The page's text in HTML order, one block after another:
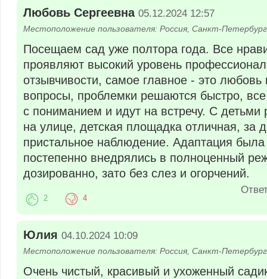
Любовь Сергеевна 05.12.2024 12:57
Местоположение пользователя: Россия, Санкт-Петербург
Посещаем сад уже полтора года. Все
проявляют высокий уровень
отзывчивости, самое главное - это
вопросы, проблемки решаются быстро, все
с пониманием и идут на встречу. С детьми
на улице, детская площадка отличная, за
пристальное наблюдение. Адаптация
постепенно внедрялись в полноценный
дозированно, зато без слез и огорчений.
2 4
Юлия 04.10.2024 10:09
Местоположение пользователя: Россия, Санкт-Петербург
Очень чистый, красивый и ухоженный